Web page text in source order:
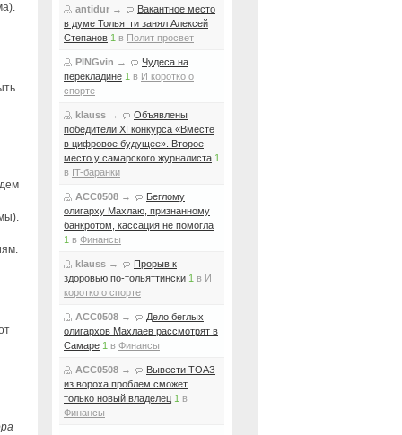
antidur →
Вакантное место
в думе Тольятти занял Алексей
Степанов 1 в Полит просвет
PINGvin →
Чудеса на
перекладине 1 в И коротко о
спорте
klauss →
Объявлены
победители XI конкурса «Вместе
в цифровое будущее». Второе
место у самарского журналиста 1
в IT-баранки
ACC0508 →
Беглому
олигарху Махлаю, признанному
банкротом, кассация не помогла
1 в Финансы
klauss →
Прорыв к
здоровью по-тольяттински 1 в И
коротко о спорте
ACC0508 →
Дело беглых
олигархов Махлаев рассмотрят в
Самаре 1 в Финансы
ACC0508 →
Вывести ТОАЗ
из вороха проблем сможет
только новый владелец 1 в
Финансы